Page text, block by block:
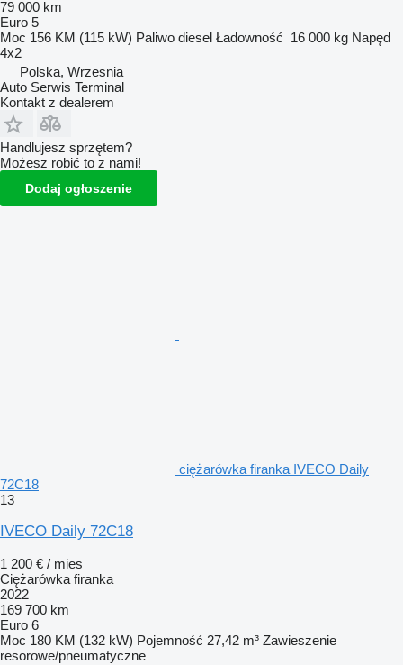
79 000 km
Euro 5
Moc 156 KM (115 kW) Paliwo diesel Ładowność 16 000 kg Napęd
4x2
Polska, Wrzesnia
Auto Serwis Terminal
Kontakt z dealerem
Handlujesz sprzętem?
Możesz robić to z nami!
Dodaj ogłoszenie
ciężarówka firanka IVECO Daily
72C18
13
IVECO Daily 72C18
1 200 € / mies
Ciężarówka firanka
2022
169 700 km
Euro 6
Moc 180 KM (132 kW) Pojemność 27,42 m³ Zawieszenie
resorowe/pneumatyczne